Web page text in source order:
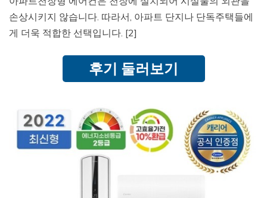
손상시키지 않습니다. 따라서, 아파트 단지나 단독주택들에
게 더욱 적합한 선택입니다. [2]
후기 둘러보기